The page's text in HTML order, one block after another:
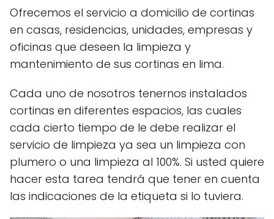
Ofrecemos el servicio a domicilio de cortinas
en casas, residencias, unidades, empresas y
oficinas que deseen la limpieza y
mantenimiento de sus cortinas en lima.
Cada uno de nosotros tenernos instalados
cortinas en diferentes espacios, las cuales
cada cierto tiempo de le debe realizar el
servicio de limpieza ya sea un limpieza con
plumero o una limpieza al 100%. Si usted quiere
hacer esta tarea tendrá que tener en cuenta
las indicaciones de la etiqueta si lo tuviera.